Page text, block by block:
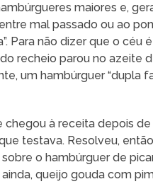
maiores e,
mal passado ou ao
Para não dizer que o céu
recheio parou no azeite
um hambúrguer “dupla
à receita depois
testava. Resolveu,
o hambúrguer de
queijo gouda com